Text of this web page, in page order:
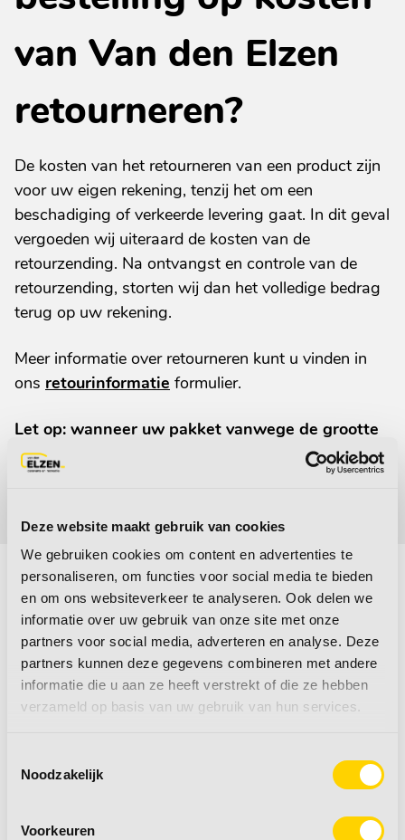
Deze website maakt gebruik van cookies
We gebruiken cookies om content en advertenties te
personaliseren, om functies voor social media te bieden
en om ons websiteverkeer te analyseren. Ook delen we
informatie over uw gebruik van onze site met onze
partners voor social media, adverteren en analyse. Deze
partners kunnen deze gegevens combineren met andere
informatie die u aan ze heeft verstrekt of die ze hebben
verzameld op basis van uw gebruik van hun services.
Noodzakelijk
Voorkeuren
van Van den Elzen
retourneren?
De kosten van het retourneren van een product zijn
voor uw eigen rekening, tenzij het om een
beschadiging of verkeerde levering gaat. In dit geval
vergoeden wij uiteraard de kosten van de
retourzending. Na ontvangst en controle van de
retourzending, storten wij dan het volledige bedrag
terug op uw rekening.
Meer informatie over retourneren kunt u vinden in
ons retourinformatie formulier.
Let op: wanneer uw pakket vanwege de grootte
of het gewicht door een andere transporteur is
bezorgd en wij het op moeten komen halen, zijn